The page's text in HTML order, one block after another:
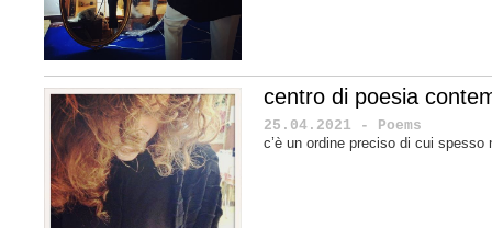
centro di poesia
25.04.2021 - Poems
c’è un ordine preciso di cui